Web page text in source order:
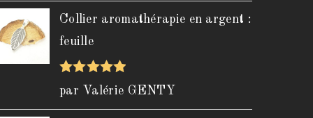
Collier aromathérapie en argent :
feuille
Note5 sur
par Valérie GENTY